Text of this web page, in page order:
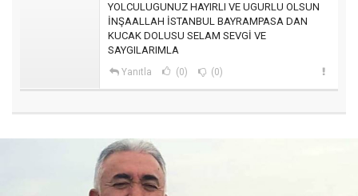
YOLCULUGUNUZ HAYIRLI VE UGURLU OLSUN
İNŞAALLAH İSTANBUL BAYRAMPASA DAN
KUCAK DOLUSU SELAM SEVGİ VE
SAYGILARIMLA
Yanıtla (0) (0)